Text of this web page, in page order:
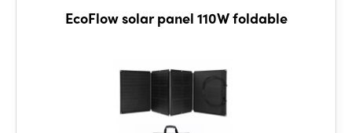
EcoFlow solar panel 110W foldable